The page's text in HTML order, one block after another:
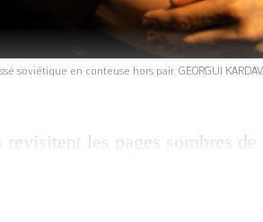
soviétique en conteuse hors pair. GEORGUI
revisitent les pages sombres